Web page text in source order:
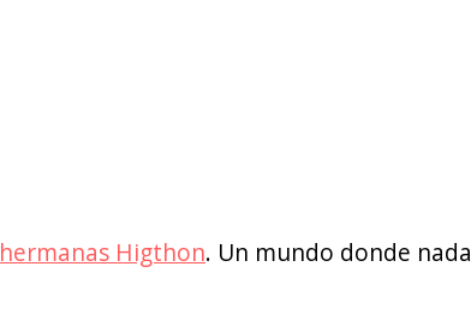
hermanas Higthon. Un mundo donde nada